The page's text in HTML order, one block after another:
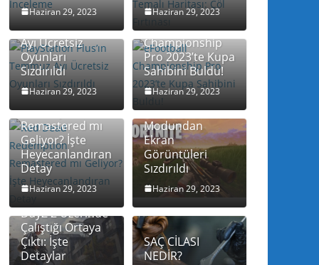
Haziran 29, 2023 Haziran 29, 2023
PlayStation
Plus’ın Temmuz
Ayı Ücretsiz
Oyunları
Sızdırıldı
Haziran 29, 2023
eFootball
Championship
Pro 2023’te Kupa
Sahibini Buldu!
Haziran 29, 2023
Red Dead
Redemption
Remastered mı
Geliyor? İşte
Heyecanlandıran
Detay
Haziran 29, 2023
Fortnite’ın Resmi
Birinci Şahıs
Modundan
Ekran
Görüntüleri
Sızdırıldı
Haziran 29, 2023
Bohemia
Interactive’in
DayZ 2 Üzerinde
Çalıştığı Ortaya
Çıktı: İşte
Detaylar
SAÇ CİLASI
NEDİR?